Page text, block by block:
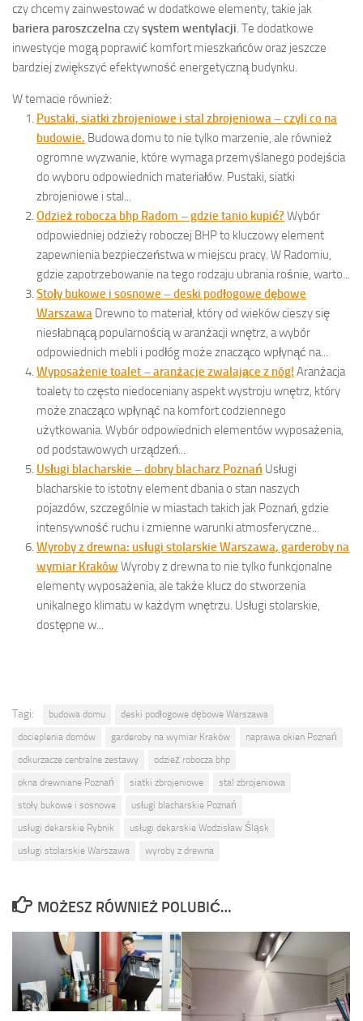
czy chcemy zainwestować w dodatkowe elementy, takie jak
bariera paroszczelnaczysystem wentylacji. Te dodatkowe
inwestycje mogą poprawić komfort mieszkańców oraz jeszcze
bardziej zwiększyć efektywność energetyczną budynku.
W temacie również:
Pustaki, siatki zbrojeniowe i stal zbrojeniowa – czyli co na
budowie. Budowa domu to nie tylko marzenie, ale również
ogromne wyzwanie, które wymaga przemyślanego podejścia
do wyboru odpowiednich materiałów. Pustaki, siatki
zbrojeniowe i stal...
Odzież robocza bhp Radom – gdzie tanio kupić? Wybór
odpowiedniej odzieży roboczej BHP to kluczowy element
zapewnienia bezpieczeństwa w miejscu pracy. W Radomiu,
gdzie zapotrzebowanie na tego rodzaju ubrania rośnie, warto...
Stoły bukowe i sosnowe – deski podłogowe dębowe
Warszawa Drewno to materiał, który od wieków cieszy się
niesłabnącą popularnością w aranżacji wnętrz, a wybór
odpowiednich mebli i podłóg może znacząco wpłynąć na...
Wyposażenie toalet – aranżacje zwalające z nóg! Aranżacja
toalety to często niedoceniany aspekt wystroju wnętrz, który
może znacząco wpłynąć na komfort codziennego
użytkowania. Wybór odpowiednich elementów wyposażenia,
od podstawowych urządzeń...
Usługi blacharskie – dobry blacharz Poznań Usługi
blacharskie to istotny element dbania o stan naszych
pojazdów, szczególnie w miastach takich jak Poznań, gdzie
intensywność ruchu i zmienne warunki atmosferyczne...
Wyroby z drewna: usługi stolarskie Warszawa, garderoby na
wymiar Kraków Wyroby z drewna to nie tylko funkcjonalne
elementy wyposażenia, ale także klucz do stworzenia
unikalnego klimatu w każdym wnętrzu. Usługi stolarskie,
dostępne w...
Tagi: budowa domu
deski podłogowe dębowe Warszawa
docieplenia domów
garderoby na wymiar Kraków
naprawa okien Poznań
odkurzacze centralne zestawy
odzież robocza bhp
okna drewniane Poznań
siatki zbrojeniowe
stal zbrojeniowa
stoły bukowe i sosnowe
usługi blacharskie Poznań
usługi dekarskie Rybnik
usługi dekarskie Wodzisław Śląsk
usługi stolarskie Warszawa
wyroby z drewna
MOŻESZ RÓWNIEŻ POLUBIĆ…